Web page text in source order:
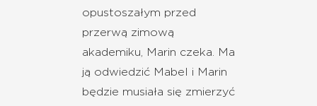
opustoszałym przed
przerwą zimową
akademiku, Marin czeka. Ma
ją odwiedzić Mabel i Marin
będzie musiała się zmierzyć